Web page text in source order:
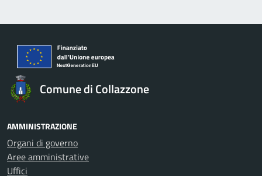
Comune di Collazzone
AMMINISTRAZIONE
Organi di governo
Aree amministrative
Uffici